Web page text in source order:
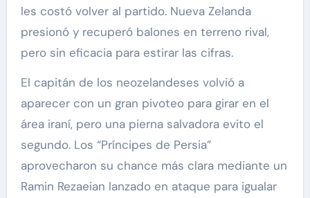
les costó volver al partido. Nueva Zelanda
presionó y recuperó balones en terreno rival,
pero sin eficacia para estirar las cifras.
El capitán de los neozelandeses volvió a
aparecer con un gran pivoteo para girar en el
área iraní, pero una pierna salvadora evito el
segundo. Los “Príncipes de Persia”
aprovecharon su chance más clara mediante un
Ramin Rezaeian lanzado en ataque para igualar